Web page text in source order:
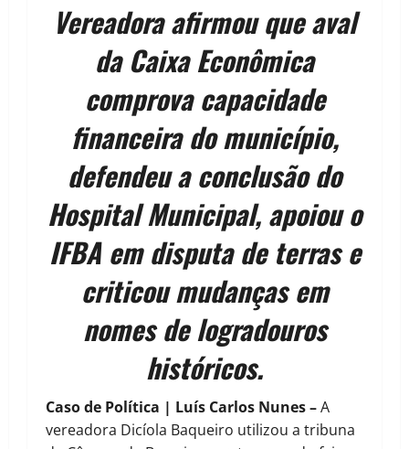
Vereadora afirmou que aval
da Caixa Econômica
comprova capacidade
financeira do município,
defendeu a conclusão do
Hospital Municipal, apoiou o
IFBA em disputa de terras e
criticou mudanças em
nomes de logradouros
históricos.
Caso de Política | Luís Carlos Nunes –A
vereadora Dicíola Baqueiro utilizou a tribuna